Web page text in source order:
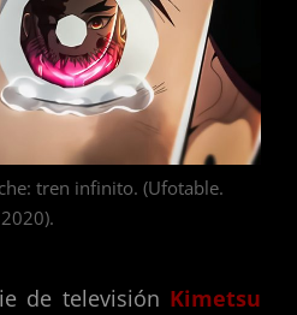
tren infinito. (Ufotable.
2020).
de televisión Kimetsu